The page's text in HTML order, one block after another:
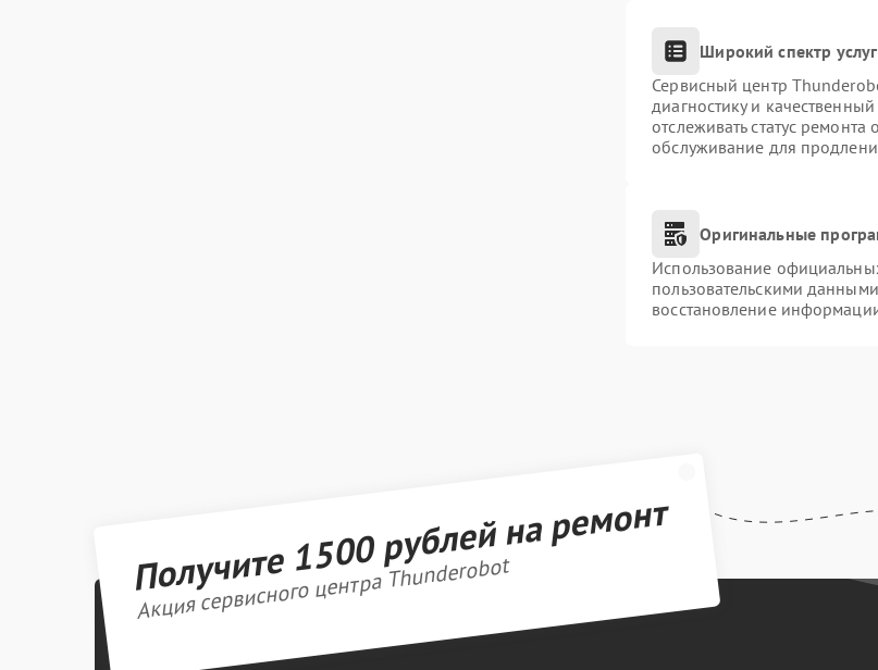
Широкий спектр услуг
Сервисный центр
диагностику и
отслеживать статус
обслуживание для
Оригинальные
Использование
пользовательскими
восстановление
Получите 1500 рублей на ремонт
Акция сервисного центра Thunderobot